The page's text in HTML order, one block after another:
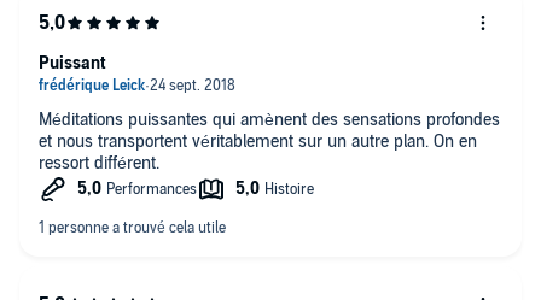
Méditations puissantes qui amènent des sensations profondes
et nous transportent véritablement sur un autre plan. On en
ressort différent.
Puissant